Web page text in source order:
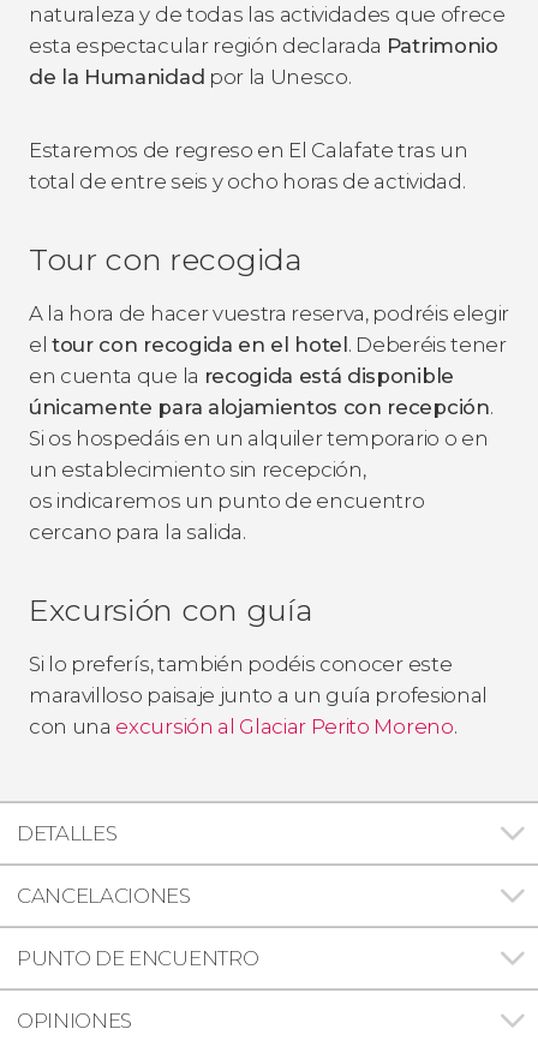
naturaleza y de todas las actividades que ofrece
esta espectacular región declarada Patrimonio
de la Humanidad por la Unesco.
Estaremos de regreso en El Calafate tras un
total de entre seis y ocho horas de actividad.
Tour con recogida
A la hora de hacer vuestra reserva, podréis elegir
eltour con recogida en el hotel. Deberéis tener
en cuenta que la recogida está disponible
únicamente para alojamientos con recepción.
Si os hospedáis en un alquiler temporario o en
un establecimiento sin recepción,
os indicaremos un punto de encuentro
cercano para la salida.
Excursión con guía
Si lo preferís, también podéis conocer este
maravilloso paisaje junto a un guía profesional
con una excursión al Glaciar Perito Moreno.
DETALLES
CANCELACIONES
PUNTO DE ENCUENTRO
OPINIONES